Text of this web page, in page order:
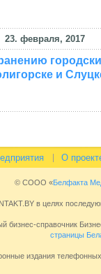
23. февраля, 2017
и
О
© СООО «Белфакта
в целях
бизнес-справочник
страницы
издания